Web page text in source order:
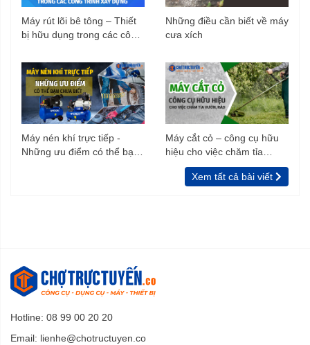
Máy rút lõi bê tông – Thiết
bị hữu dụng trong các công
Những điều cần biết về máy
cưa xích
Máy nén khí trực tiếp -
Những ưu điểm có thể bạn
Máy cắt cỏ – công cụ hữu
hiệu cho việc chăm tỉa
vườn, rào
Xem tất cả bài viết
Hotline: 08 99 00 20 20
Email: lienhe@chotructuyen.co